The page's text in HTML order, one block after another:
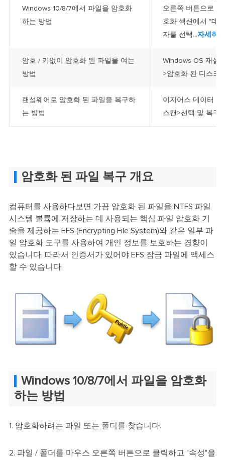
Windows 10/8/7에서 파일을 암호화
하는 방법
오른쪽 버튼으로
호화 섹션에서 "데
자를 선택...자세히
암호 / 키없이 암호화 된 파일을 여는
방법
Windows OS 재설
>암호화 된 디스크
랜섬웨어로 암호화 된 파일을 복구하
는 방법
이지어스 데이터
스캔>선택 및 복구...
암호화 된 파일 복구 개요
컴퓨터를 사용하다보면 가끔 암호화 된 파일을 NTFS 파일
시스템 볼륨에 저장하는 데 사용되는 핵심 파일 암호화 기
술을 제공하는 EFS (Encrypting File System)와 같은 일부 파
일 암호화 도구를 사용하여 개인 정보를 보호하는 경향이
있습니다. 따라서 인증서가 있어야 EFS 잠금 파일에 액세스
할 수 있습니다.
Windows 10/8/7에서 파일을 암호화
하는 방법
1. 암호화하려는 파일 또는 폴더를 찾습니다.
2. 파일 / 폴더를 마우스 오른쪽 버튼으로 클릭하고 "속성"을